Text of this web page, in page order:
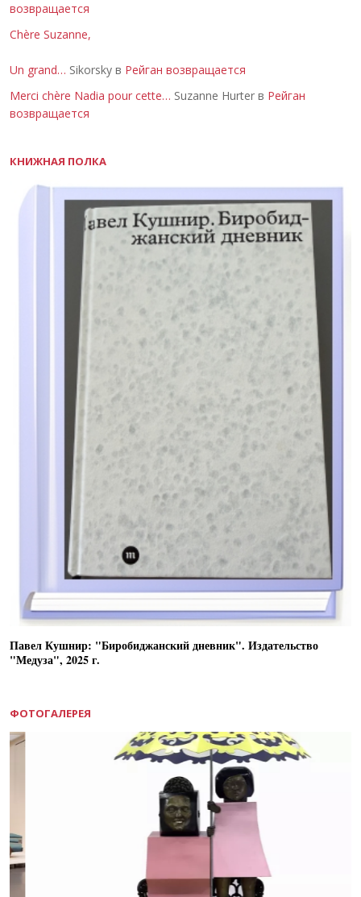
возвращается
Chère Suzanne,
Un grand… Sikorsky в Рейган возвращается
Merci chère Nadia pour cette… Suzanne Hurter в Рейган
возвращается
КНИЖНАЯ ПОЛКА
Павел Кушнир: "Биробиджанский дневник". Издательство
"Медуза", 2025 г.
ФОТОГАЛЕРЕЯ